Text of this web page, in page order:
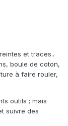
et traces..
boule de coton,
à faire rouler,
outils ; mais
suivre des